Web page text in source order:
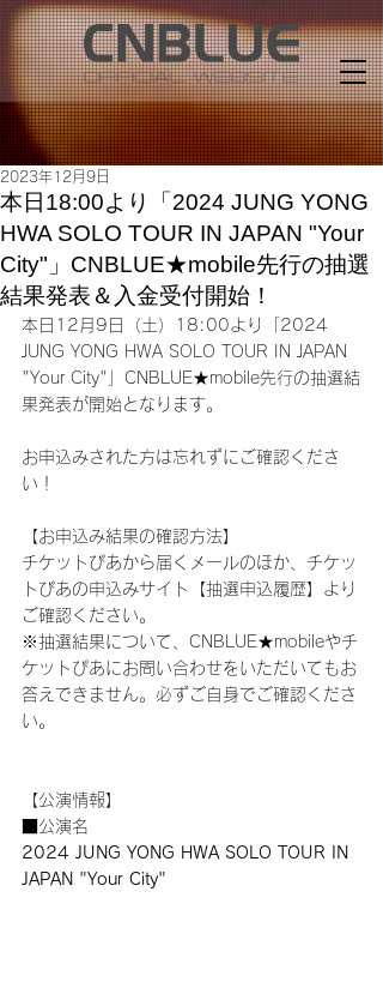
本日18:00より「2024 JUNG YONG
HWA SOLO TOUR IN JAPAN "Your
City"」CNBLUE★mobile先行の抽選
結果発表＆入金受付開始！
2023年12月9日
本日12月9日（土）18:00より「2024
JUNG YONG HWA SOLO TOUR IN JAPAN
"Your City"」CNBLUE★mobile先行の抽選結
果発表が開始となります。
お申込みされた方は忘れずにご確認くださ
い！
【お申込み結果の確認方法】
チケットぴあから届くメールのほか、チケッ
トぴあの申込みサイト【抽選申込履歴】より
ご確認ください。
※抽選結果について、CNBLUE★mobileやチ
ケットぴあにお問い合わせをいただいてもお
答えできません。必ずご自身でご確認くださ
い。
【公演情報】
■公演名
2024 JUNG YONG HWA SOLO TOUR IN
JAPAN "Your City"